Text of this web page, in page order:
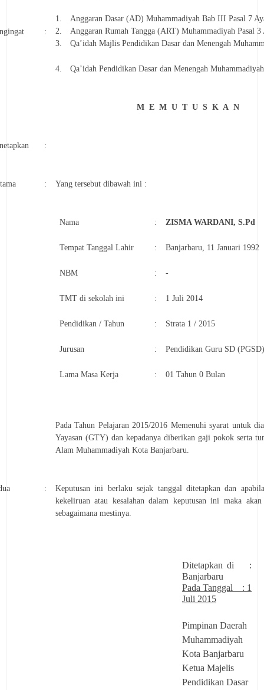
:
1.
Anggaran Dasar (AD) Muhammadiyah Bab III Pasal 7
2.
Anggaran Rumah Tangga (ART) Muhammadiyah Pasal 3
3.
Qa’idah Majlis Pendidikan Dasar dan Menengah
4. Qa’idah Pendidikan Dasar dan Menengah
M E M U T U S K A N
:
: Yang tersebut dibawah ini :
Nama : ZISMA WARDANI, S.Pd
Tempat Tanggal Lahir : Banjarbaru, 11 Januari 1992
NBM : -
TMT di sekolah ini : 1 Juli 2014
Pendidikan / Tahun : Strata 1 / 2015
Jurusan : Pendidikan Guru SD
Lama Masa Kerja : 01 Tahun 0 Bulan
Pada Tahun Pelajaran 2015/2016 Memenuhi syarat untuk
Yayasan (GTY) dan kepadanya diberikan gaji pokok serta
Alam Muhammadiyah Kota Banjarbaru.
:
Keputusan ini berlaku sejak tanggal ditetapkan dan
kekeliruan atau kesalahan dalam keputusan ini maka
sebagaimana mestinya.
Ditetapkan di :
Banjarbaru
Pada Tanggal : 1
Juli 2015
Pimpinan Daerah
Muhammadiyah
Kota Banjarbaru
Ketua Majelis
Pendidikan Dasar